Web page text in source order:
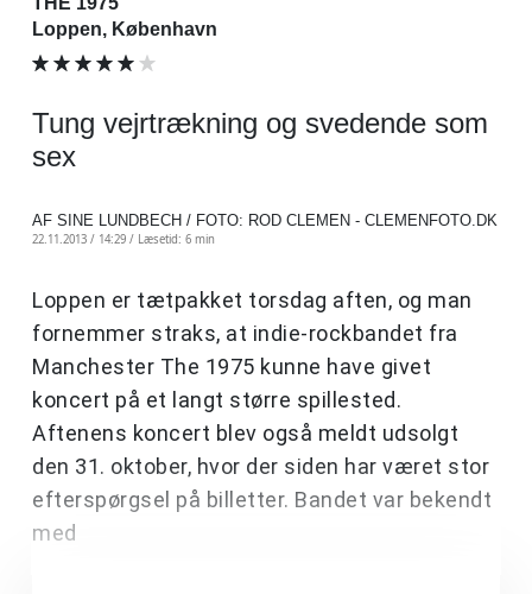
Loppen, København
Tung vejrtrækning og svedende som
sex
AF SINE LUNDBECH / FOTO: ROD CLEMEN - CLEMENFOTO.DK
22.11.2013 / 14:29 / Læsetid: 6 min
Loppen er tætpakket torsdag aften, og man
fornemmer straks, at indie-rockbandet fra
Manchester The 1975 kunne have givet
koncert på et langt større spillested.
Aftenens koncert blev også meldt udsolgt
den 31. oktober, hvor der siden har været stor
efterspørgsel på billetter. Bandet var bekendt
med